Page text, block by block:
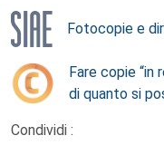
Fotocopie e
Fare copie “in
di quanto si
Condividi :